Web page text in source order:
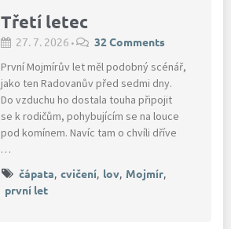
Třetí letec
27. 7. 2026 •
32 Comments
První Mojmírův let měl podobný scénář,
jako ten Radovanův před sedmi dny.
Do vzduchu ho dostala touha připojit
se k rodičům, pohybujícím se na louce
pod komínem. Navíc tam o chvíli dříve
…
čápata, cvičení, lov, Mojmír,
první let